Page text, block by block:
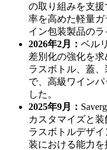
の取り組みを支
率を高めた軽量
イン包装製品のラ
2026年2月： ベル
差別化の強化を
ラスボトル、蓋
で、高級ワイン
した。
2025年9月：
カスタマイズと
ラスボトルデザ
装における能力を